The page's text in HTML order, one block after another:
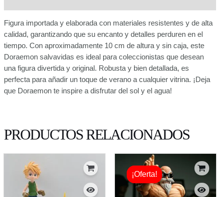
Figura importada y elaborada con materiales resistentes y de alta
calidad, garantizando que su encanto y detalles perduren en el
tiempo. Con aproximadamente 10 cm de altura y sin caja, este
Doraemon salvavidas es ideal para coleccionistas que desean
una figura divertida y original. Robusta y bien detallada, es
perfecta para añadir un toque de verano a cualquier vitrina. ¡Deja
que Doraemon te inspire a disfrutar del sol y el agua!
PRODUCTOS RELACIONADOS
¡Oferta!
¡Oferta!
Original
price
was:
$300.000.
price
$280.000.